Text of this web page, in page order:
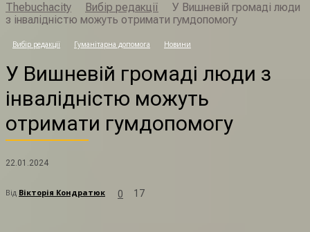
Thebuchacity Вибір редакції
У Вишневій громаді люди
з інвалідністю можуть отримати гумдопомогу
Вибір редакції Гуманітарна допомога Новини
У Вишневій громаді люди з
інвалідністю можуть
отримати гумдопомогу
22.01.2024
Від Вікторія Кондратюк 0 17